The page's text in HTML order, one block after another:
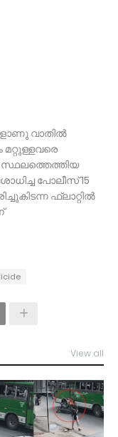
വാതിൽ
മറ്റുള്ളവരെ
സ്ഥലത്തെത്തിയ
പോലീസ് 15
ഫ്ലാറ്റിൽ
View all